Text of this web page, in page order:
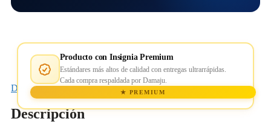
Producto con Insignia Premium
Estándares más altos de calidad con entregas ultrarrápidas.
Cada compra respaldada por Damaju.
★ PREMIUM
Descripción
Descripción